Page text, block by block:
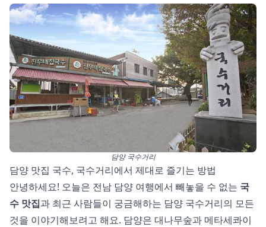
담양 국수거리
담양 맛집 국수, 국수거리에서 제대로 즐기는 방법
안녕하세요! 오늘은 전남 담양 여행에서 빼놓을 수 없는 국
수 맛집과 최근 사람들이 궁금해하는 담양 국수거리의 모든
것을 이야기해보려고 해요. 담양은 대나무숲과 메타세콰이